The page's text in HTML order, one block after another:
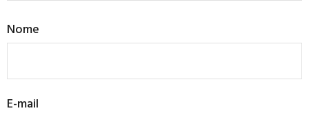
Nome
E-mail